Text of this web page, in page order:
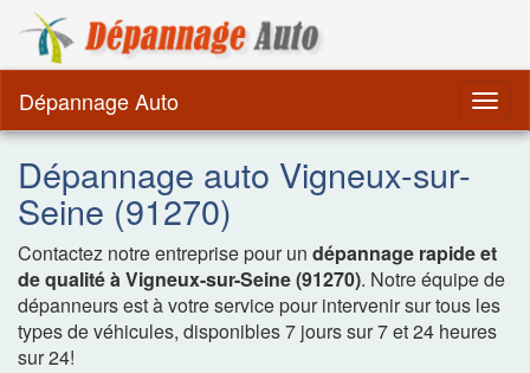
Dépannage Auto
Dépannage auto Vigneux-sur-
Seine (91270)
Contactez notre entreprise pour un dépannage rapide et
de qualité à Vigneux-sur-Seine (91270). Notre équipe de
dépanneurs est à votre service pour intervenir sur tous les
types de véhicules, disponibles 7 jours sur 7 et 24 heures
sur 24!